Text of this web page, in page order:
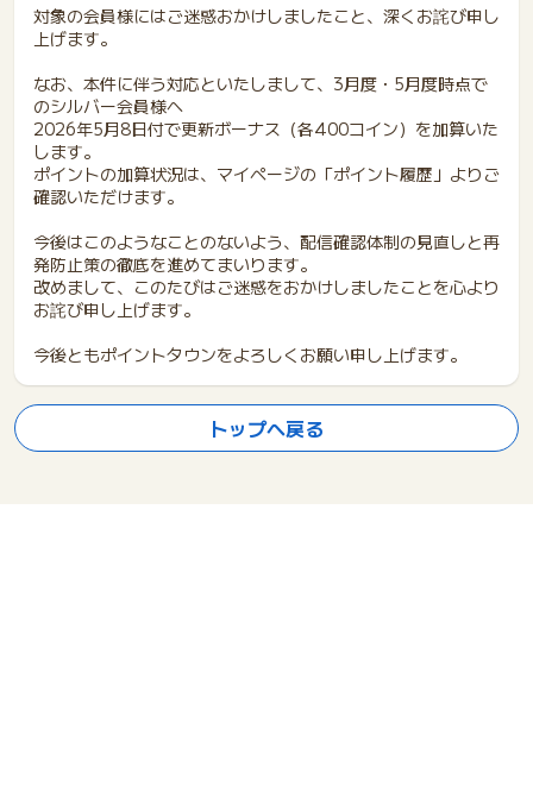
対象の会員様にはご迷惑おかけしましたこと、深くお詫び申し
上げます。
なお、本件に伴う対応といたしまして、3月度・5月度時点で
のシルバー会員様へ
2026年5月8日付で更新ボーナス（各400コイン）を加算いた
します。
ポイントの加算状況は、マイページの「ポイント履歴」よりご
確認いただけます。
今後はこのようなことのないよう、配信確認体制の見直しと再
発防止策の徹底を進めてまいります。
改めまして、このたびはご迷惑をおかけしましたことを心より
お詫び申し上げます。
今後ともポイントタウンをよろしくお願い申し上げます。
トップへ戻る